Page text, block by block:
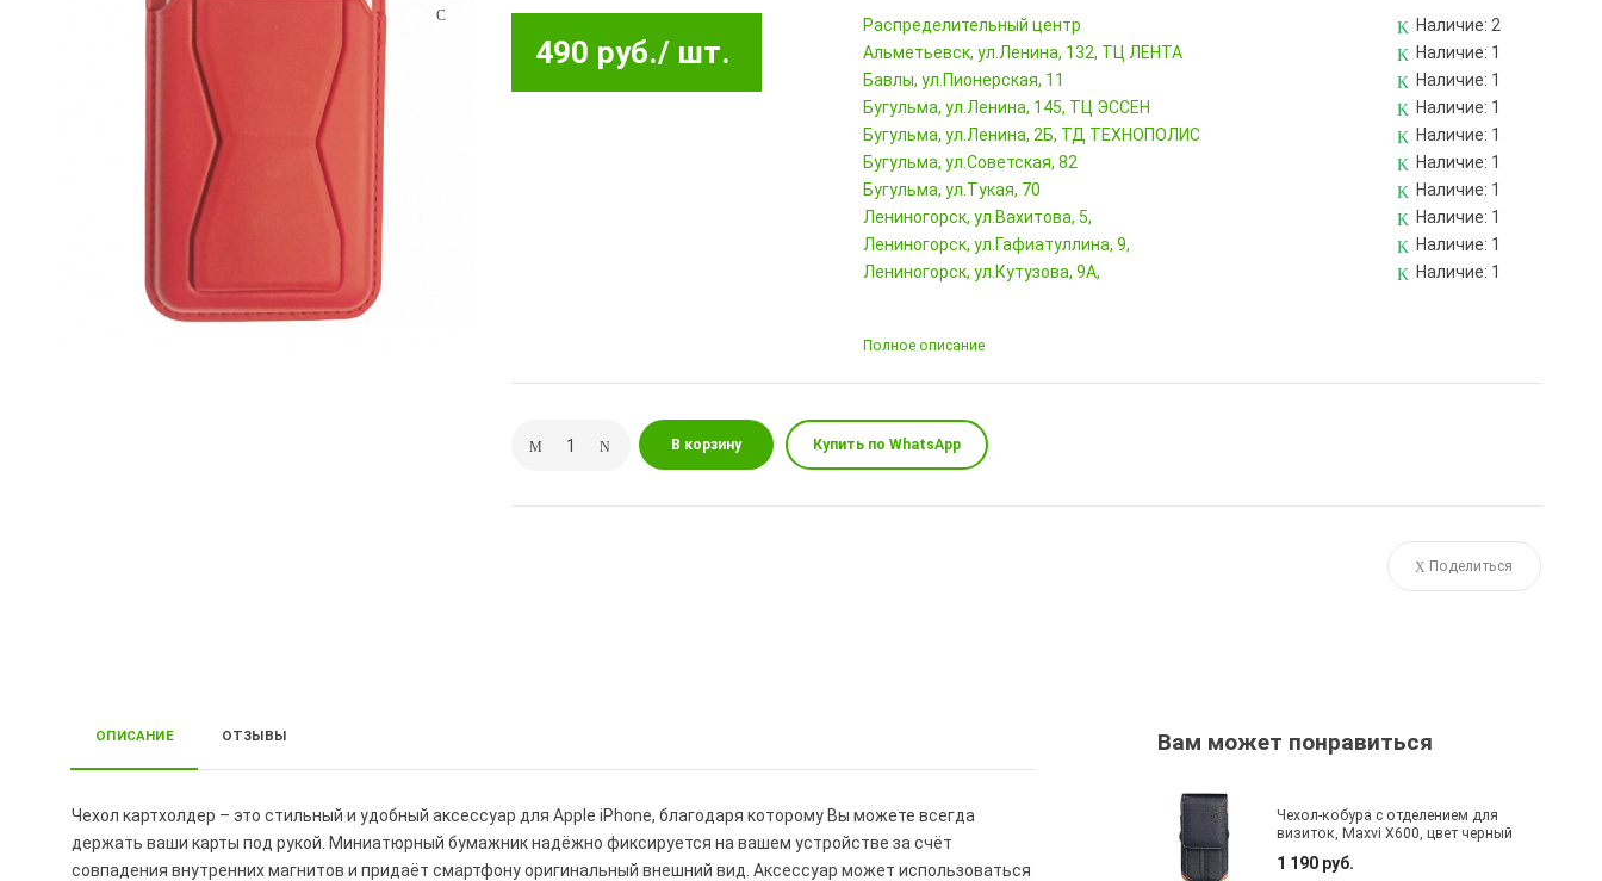
490 руб./ шт.
Pаспределительный центр Наличие: 2
Альметьевск, ул.Ленина, 132, ТЦ ЛЕНТА
Наличие: 1
Бавлы, ул.Пионерская, 11
Наличие: 1
Бугульма, ул.Ленина, 145, ТЦ ЭССЕН
Наличие: 1
Бугульма, ул.Ленина, 2Б, ТД ТЕХНОПОЛИС
Наличие: 1
Бугульма, ул.Советская, 82
Наличие: 1
Бугульма, ул.Тукая, 70
Наличие: 1
Лениногорск, ул.Вахитова, 5,
Наличие: 1
Лениногорск, ул.Гафиатуллина, 9,
Наличие: 1
Лениногорск, ул.Кутузова, 9А,
Наличие: 1
Полное описание
В корзину Купить по WhatsApp
Поделиться
ОПИСАНИЕ ОТЗЫВЫ
Чехол картхолдер – это стильный и удобный аксессуар для Apple iPhone, благодаря которому Вы можете всегда
держать ваши карты под рукой. Миниатюрный бумажник надёжно фиксируется на вашем устройстве за счёт
совпадения внутренних магнитов и придаёт смартфону оригинальный внешний вид. Аксессуар может использоваться
Вам может понравиться
Чехол-кобура с отделением для
визиток, Maxvi X600, цвет черный
1 190 руб.